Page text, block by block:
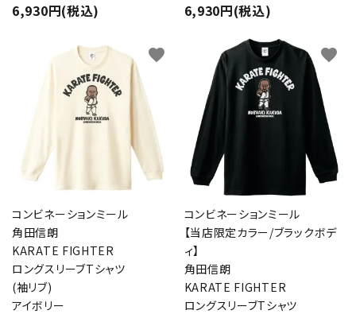
6,930円(税込) 6,930円(税込)
コンビネーションミール
角田信朗
KARATE FIGHTER
ロングスリーブTシャツ
(袖リブ)
アイボリー
favorite
コンビネーションミール
【当店限定カラー/ブラックボデ
ィ】
角田信朗
KARATE FIGHTER
ロングスリーブTシャツ
favorite